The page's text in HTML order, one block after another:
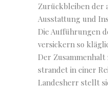
Zurückbleiben der
Ausstattung und
Die Aufführungen
versickern so
Der
strandet in einer
Landesherr stellt